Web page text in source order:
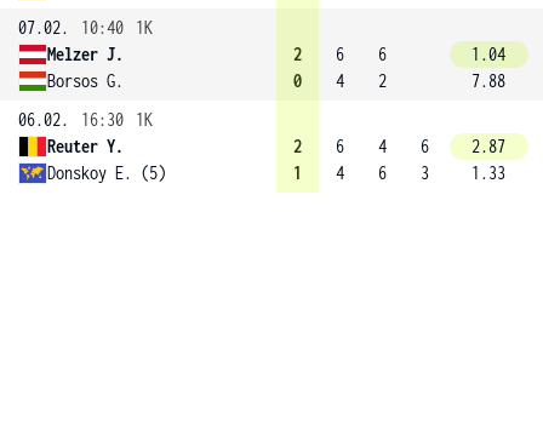
07.02.
10:40
1K
Melzer J.
Borsos G.
2
0
6
4
6
2
1.04
7.88
06.02.
16:30
1K
Reuter Y.
Donskoy E. (5)
2
1
6
4
4
6
6
3
2.87
1.33